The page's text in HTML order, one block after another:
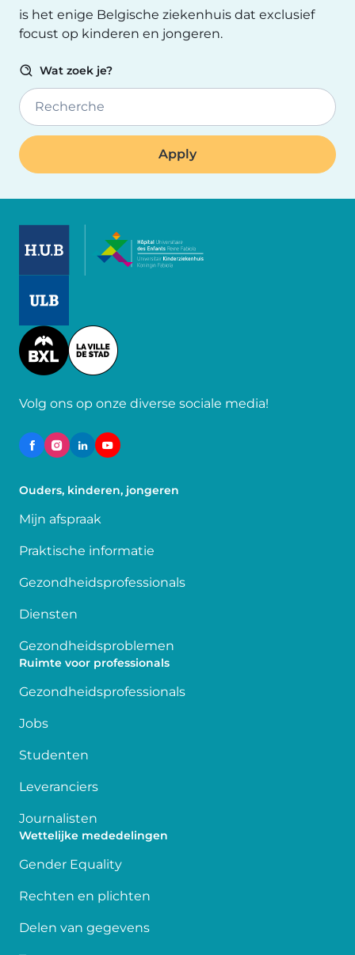
is het enige Belgische ziekenhuis dat exclusief
focust op kinderen en jongeren.
Wat zoek je?
Recherche
Image
Volg ons op onze diverse sociale media!
Ouders, kinderen, jongeren
Mijn afspraak
Praktische informatie
Gezondheidsprofessionals
Diensten
Gezondheidsproblemen
Ruimte voor professionals
Gezondheidsprofessionals
Jobs
Studenten
Leveranciers
Journalisten
Wettelijke mededelingen
Gender Equality
Rechten en plichten
Delen van gegevens